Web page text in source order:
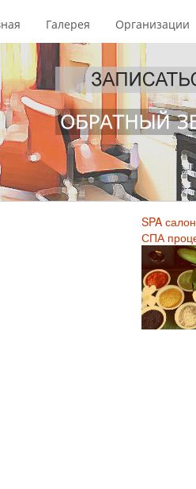
Галерея Организации
SPA
СПА